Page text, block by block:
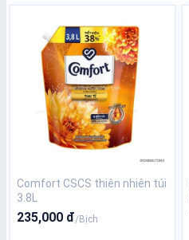
Comfort CSCS thiên nhiên túi
3.8L
235,000 đ/Bịch